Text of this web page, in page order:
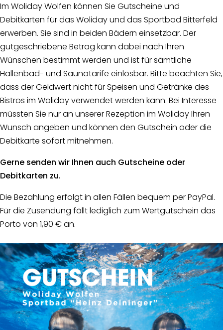
Im Woliday Wolfen können Sie Gutscheine und
Debitkarten für das Woliday und das Sportbad Bitterfeld
erwerben. Sie sind in beiden Bädern einsetzbar. Der
gutgeschriebene Betrag kann dabei nach Ihren
Wünschen bestimmt werden und ist für sämtliche
Hallenbad- und Saunatarife einlösbar. Bitte beachten Sie,
dass der Geldwert nicht für Speisen und Getränke des
Bistros im Woliday verwendet werden kann. Bei Interesse
müssten Sie nur an unserer Rezeption im Woliday Ihren
Wunsch angeben und können den Gutschein oder die
Debitkarte sofort mitnehmen.
Gerne senden wir Ihnen auch Gutscheine oder
Debitkarten zu.
Die Bezahlung erfolgt in allen Fällen bequem per PayPal.
Für die Zusendung fällt lediglich zum Wertgutschein das
Porto von 1,90 € an.